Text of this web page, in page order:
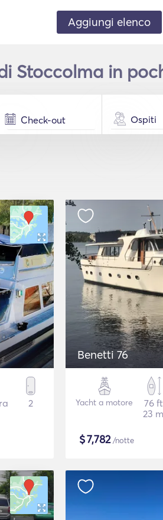
Aggiungi elenco
Stoccolma in
Ospiti
2
Benetti 76
Yacht a motore
76 ft
23 m
$7,782/notte